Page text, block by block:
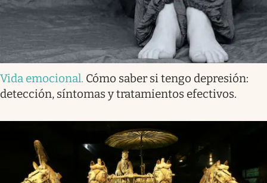
Vida emocional. Cómo saber si tengo depresión:
detección, síntomas y tratamientos efectivos.